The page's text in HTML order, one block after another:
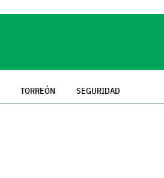
TORREÓN SEGURIDAD